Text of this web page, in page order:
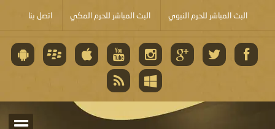
البث المباشر للحرم النبوي البث المباشر للحرم المكي اتصل بنا